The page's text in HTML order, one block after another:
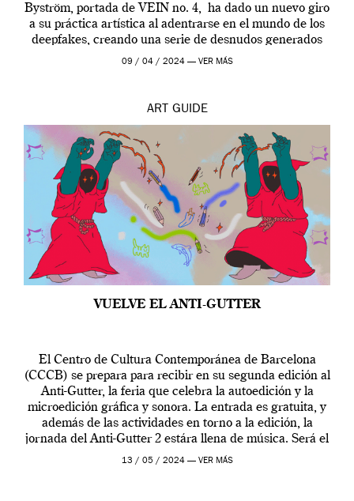
Byström, portada de VEIN no. 4, ha dado un nuevo giro
a su práctica artística al adentrarse en el mundo de los
deepfakes, creando una serie de desnudos generados
por […]
09 / 04 / 2024 — VER MÁS
ART GUIDE
VUELVE EL ANTI-GUTTER
El Centro de Cultura Contemporánea de Barcelona
(CCCB) se prepara para recibir en su segunda edición al
Anti-Gutter, la feria que celebra la autoedición y la
microedición gráfica y sonora. La entrada es gratuita, y
además de las actividades en torno a la edición, la
jornada del Anti-Gutter 2 estára llena de música. Será el
[…]
13 / 05 / 2024 — VER MÁS